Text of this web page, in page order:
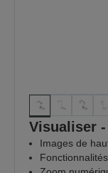
Visualiser -
Images de